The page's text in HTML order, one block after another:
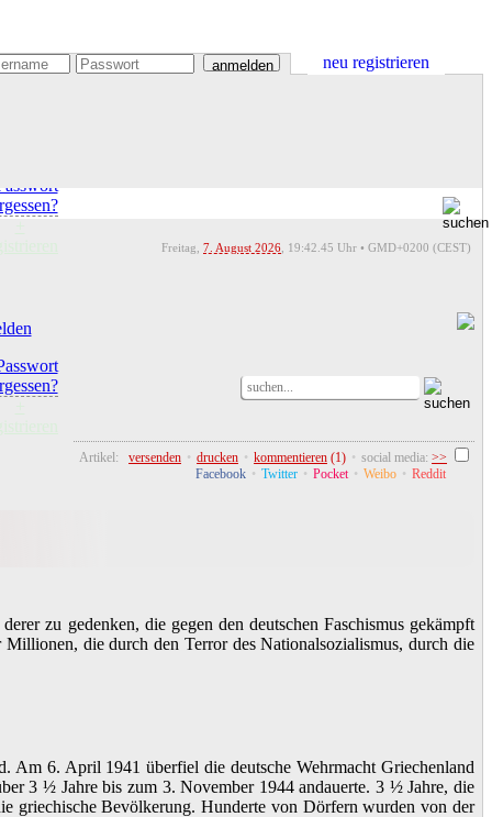
anmelden neu registrieren
Freitag, 7. August 2026 19:42 .46 Uhr • GMD+0200 (CEST)
Artikel: versenden • drucken • kommentieren (1) • social media: >>
Facebook • Twitter • Pocket • Weibo • Reddit
zu gedenken, die gegen den deutschen Faschismus gekämpft
die durch den Terror des Nationalsozialismus, durch die
Am 6. April 1941 überfiel die deutsche Wehrmacht Griechenland
3 ½ Jahre bis zum 3. November 1944 andauerte. 3 ½ Jahre, die
griechische Bevölkerung. Hunderte von Dörfern wurden von der